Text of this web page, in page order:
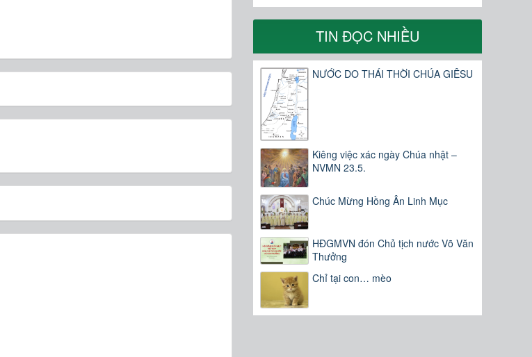
TIN ĐỌC NHIỀU
NƯỚC DO THÁI THỜI CHÚA GIÊSU
Kiêng việc xác ngày Chúa nhật –
NVMN 23.5.
Chúc Mừng Hồng Ân Linh Mục
HĐGMVN đón Chủ tịch nước Võ Văn
Thưởng
Chỉ tại con… mèo